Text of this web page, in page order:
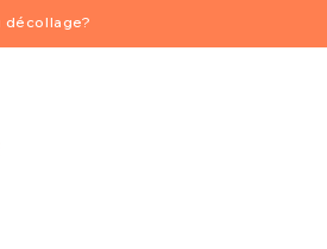
décollage?